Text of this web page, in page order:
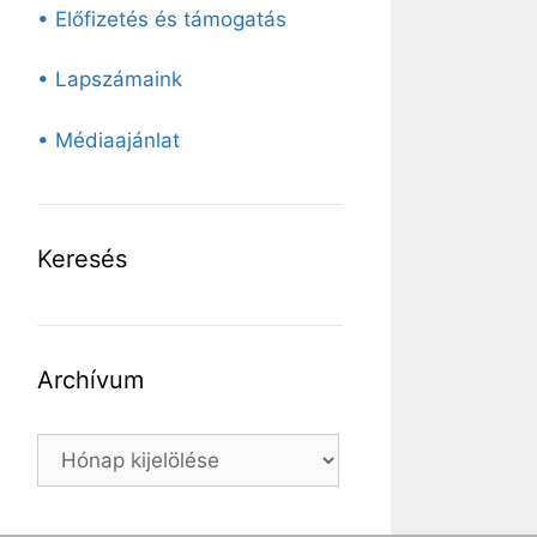
• Előfizetés és támogatás
• Lapszámaink
• Médiaajánlat
Keresés
Archívum
Archívum